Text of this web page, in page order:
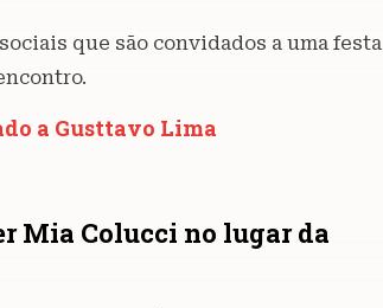
que são convidados a uma festa
a Gusttavo Lima
Mia Colucci no lugar da